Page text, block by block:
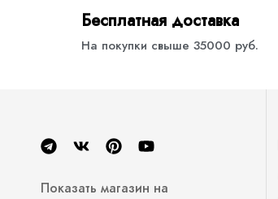
Бесплатная доставка
На покупки свыше 35000 руб.
Показать магазин на